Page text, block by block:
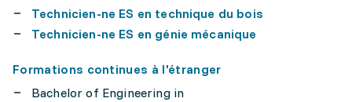
Technicien-ne ES en technique du bois
Technicien-ne ES en génie mécanique
Formations continues à l'étranger
Bachelor of Engineering in